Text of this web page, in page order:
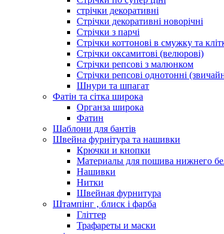
стрічки декоративні
Стрічки декоративні новорічні
Стрічки з парчі
Стрічки коттонові в смужку та
Стрічки оксамитові (велюрові)
Стрічки репсові з малюнком
Стрічки репсові однотонні
Шнури та шпагат
Фатін та сітка широка
Органза широка
Фатин
Шаблони для бантів
Швейна фурнітура та нашивки
Крючки и кнопки
Материалы для пошива нижнего
Нашивки
Нитки
Швейная фурнитура
Штампінг , блиск і фарба
Гліттер
Трафареты и маски